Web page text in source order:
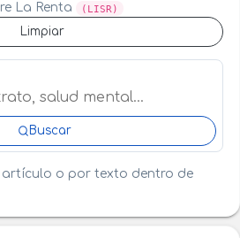
La Renta (LISR)
Limpiar
en esta ley
Buscar
artículo o por texto dentro de